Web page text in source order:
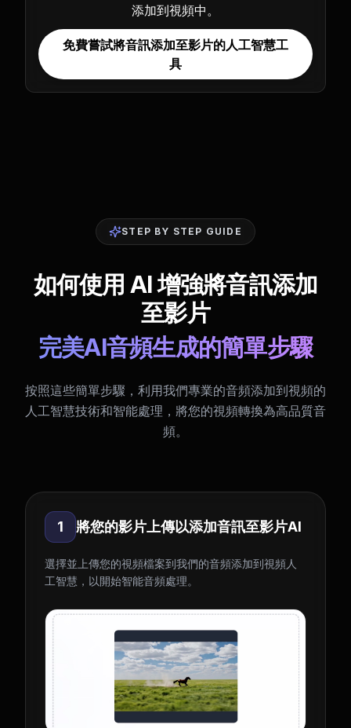
添加到視頻中。
免費嘗試將音訊添加至影片的人工智慧工
具
STEP BY STEP GUIDE
如何使用 AI 增強將音訊添加
至影片
完美AI音頻生成的簡單步驟
按照這些簡單步驟，利用我們專業的音頻添加到視頻的
人工智慧技術和智能處理，將您的視頻轉換為高品質音
頻。
1 將您的影片上傳以添加音訊至影片AI
選擇並上傳您的視頻檔案到我們的音頻添加到視頻人
工智慧，以開始智能音頻處理。